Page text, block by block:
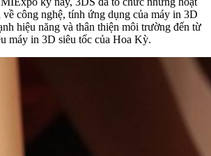
công nghệ, tính ứng dụng của máy in 3D
hiệu năng và thân thiện môi trường đến từ
máy in 3D siêu tốc của Hoa Kỳ.